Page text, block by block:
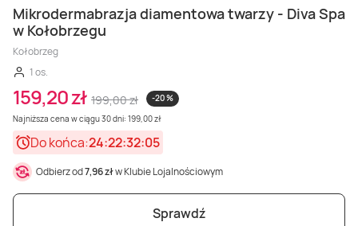
Mikrodermabrazja diamentowa twarzy - Diva Spa
w Kołobrzegu
Kołobrzeg
1 os.
159,20 zł 199,00 zł
-20 %
Najniższa cena w ciągu 30 dni: 199,00 zł
Do końca:24:22:32:03
Odbierz od7,96 złw Klubie Lojalnościowym
Sprawdź